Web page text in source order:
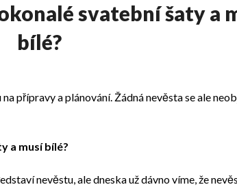
svatební šaty a
bílé?
přípravy a plánování. Žádná nevěsta se ale
a musí bílé?
nevěstu, ale dneska už dávno víme, že